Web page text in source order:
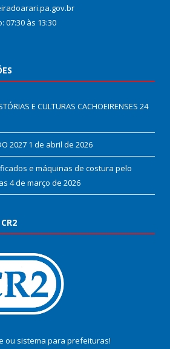
às 13:30
E CULTURAS CACHOEIRENSES 24
2027 1 de abril de 2026
e máquinas de costura pelo
4 de março de 2026
ou sistema para prefeituras!